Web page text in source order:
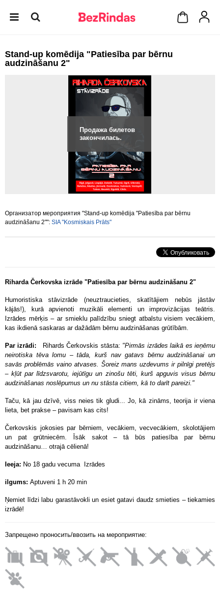
Stand-up komēdija "Patiesība par bērnu
audzināšanu 2"
Продажа билетов
закончилась.
Организатор мероприятия "Stand-up komēdija "Patiesība par bērnu
audzināšanu 2"": SIA "Kosmiskais Prāts"
Riharda Čerkovska izrāde "Patiesība par bērnu audzināšanu 2"
Humoristiska stāvizrāde (neuztraucieties, skatītājiem nebūs jāstāv
kājās!), kurā apvienoti muzikāli elementi un improvizācijas teātris.
Izrādes mērķis – ar smieklu palīdzību sniegt atbalstu visiem vecākiem,
kas ikdienā saskaras ar dažādām bērnu audzināšanas grūtībām.
Par izrādi: Rihards Čerkovskis stāsta: "Pirmās izrādes laikā es ieņēmu
neirotiska tēva lomu – tāda, kurš nav gatavs bērnu audzināšanai un
savās problēmās vaino atvases. Šoreiz mans uzdevums ir pilnīgi pretējs
– kļūt par līdzsvarotu, iejūtīgu un zinošu tēti, kurš apguvis visus bērnu
audzināšanas noslēpumus un nu stāsta citiem, kā to darīt pareizi."
Taču, kā jau dzīvē, viss neies tik gludi... Jo, kā zināms, teorija ir viena
lieta, bet prakse – pavisam kas cits!
Čerkovskis jokosies par bērniem, vecākiem, vecvecākiem, skolotājiem
un pat grūtniecēm. Īsāk sakot – tā būs patiesība par bērnu
audzināšanu… otrajā cēlienā!
Ieeja: No 18 gadu vecuma Izrādes
ilgums: Aptuveni 1 h 20 min
Ņemiet līdzi labu garastāvokli un esiet gatavi daudz smieties – tiekamies
izrādē!
Запрещено проносить/ввозить на мероприятие: